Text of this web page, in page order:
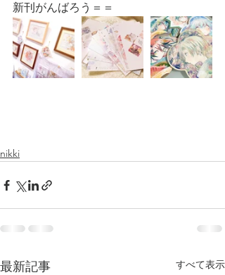
新刊がんばろう＝＝
nikki
最新記事 すべて表示